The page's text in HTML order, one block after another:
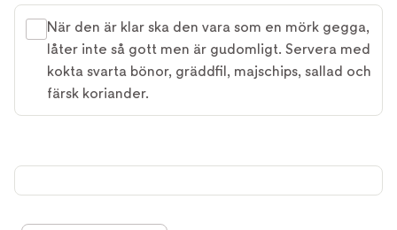
När den är klar ska den vara som en mörk gegga,
låter inte så gott men är gudomligt. Servera med
kokta svarta bönor, gräddfil, majschips, sallad och
färsk koriander.